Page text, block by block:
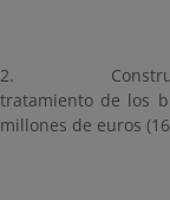
2. Construcción
tratamiento de los
millones de euros